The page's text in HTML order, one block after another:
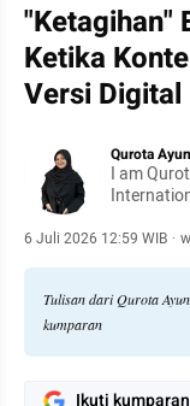
"Ketagihan"
Ketika
Versi Digital
Qurota
I am
problems
6 Juli 2026 12:59 WIB ·
Tulisan dari Qurota
kumparan
Ikuti